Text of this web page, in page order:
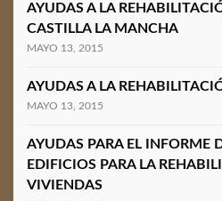
AYUDAS A LA
CASTILLA LA MANCHA
MAYO 13, 2015
AYUDAS A LA
MAYO 13, 2015
AYUDAS PARA EL INFORME
EDIFICIOS PARA LA
VIVIENDAS